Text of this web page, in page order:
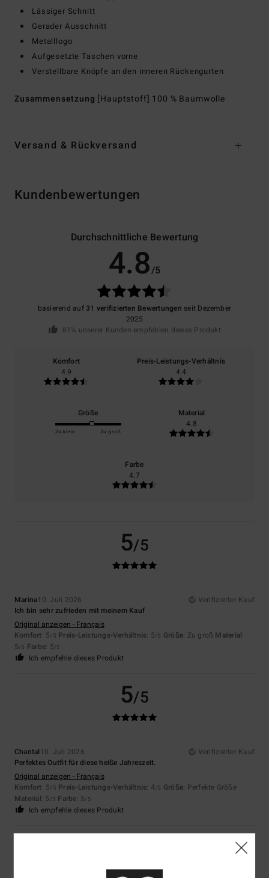
Lässiger Schnitt
Gerader Ausschnitt
Metalllogo
Aufgesetzte Taschen vorne
Verstellbare Knöpfe an den inneren Rückengurten
Zusammensetzung [Hauptstoff] 100 % Baumwolle
Versand & Rückversand
Kundenbewertungen
Durchschnittliche Bewertung
4.8/5
basierend auf 31 verifizierten Bewertungen seit Dezember
2025
81% unserer Kunden empfehlen dieses Produkt
Komfort
4.9
Preis-Leistungs-Verhältnis
4.4
Größe
Zu klein Zu groß
Material
4.8
Farbe
4.7
5/5
Marina10. Juli 2026
Verifizierter Kauf
Ich bin sehr zufrieden mit meinem Kauf
Original anzeigen - Français
Komfort: 5/5 Preis-Leistungs-Verhältnis: 5/5 Größe: Zu groß Material:
5/5 Farbe: 5/5
Ich empfehle dieses Produkt
5/5
Chantal 10. Juli 2026
Verifizierter Kauf
Perfektes Outfit für diese heiße Jahreszeit.
Original anzeigen - Français
Komfort: 5/5 Preis-Leistungs-Verhältnis: 4/5 Größe: Perfekte Größe
Material: 5 /5 Farbe: 5/5
Ich empfehle dieses Produkt